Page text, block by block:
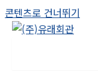
콘텐츠로 건너뛰기